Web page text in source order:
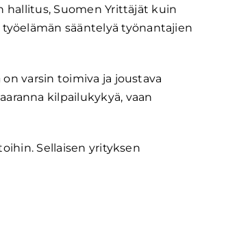
hallitus, Suomen Yrittäjät kuin
sääntelyä työnantajien
varsin toimiva ja joustava
kilpailukykyä, vaan
Sellaisen yrityksen